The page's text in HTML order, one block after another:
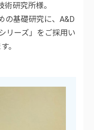
術研究所様。
の基礎研究に、A&D
リーズ」をご採用い
。